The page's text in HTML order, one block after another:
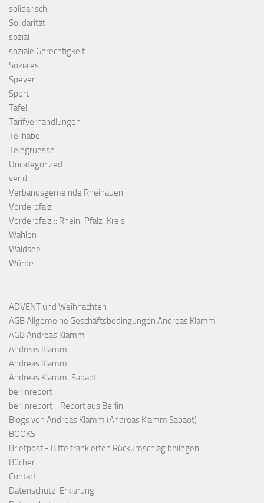
solidarisch
Solidarität
sozial
soziale Gerechtigkeit
Soziales
Speyer
Sport
Tafel
Tarifverhandlungen
Teilhabe
Telegruesse
Uncategorized
ver.di
Verbandsgemeinde Rheinauen
Vorderpfalz
Vorderpfalz :: Rhein-Pfalz-Kreis
Wahlen
Waldsee
Würde
ADVENT und Weihnachten
AGB Allgemeine Geschäftsbedingungen Andreas Klamm
AGB Andreas Klamm
Andreas Klamm
Andreas Klamm
Andreas Klamm-Sabaot
berlinreport
berlinreport - Report aus Berlin
Blogs von Andreas Klamm (Andreas Klamm Sabaot)
BOOKS
Briefpost - Bitte frankierten Rückumschlag beilegen
Bücher
Contact
Datenschutz-Erklärung